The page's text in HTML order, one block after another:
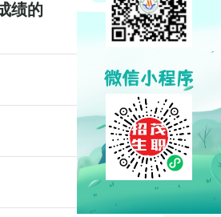
绩的
2025-01-22
2024-12-19
2024-11-26
2024-11-23